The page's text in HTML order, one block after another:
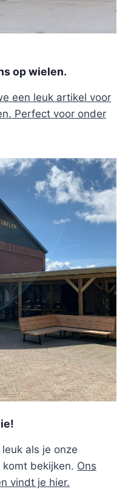
op wielen.
een leuk artikel voor
Perfect voor onder
als je onze
bekijken. Ons
vindt je hier.